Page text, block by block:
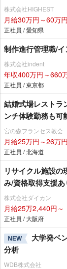
株式会社HIGHEST
月給30万円～60万円
正社員 / 愛知県
制作進行管理職/
株式会社indent
年収400万円～660
正社員 / 東京都
結婚式場レストラ
ンチ体験勤務も可
宮の森フランセス教会
月給25万円～26万円
正社員 / 北海道
リサイクル施設
み/資格取得支援
株式会社ダイカン
月給25万2,440円～
正社員 / 大阪府
NEW
大学発ベ
分析
WDB株式会社